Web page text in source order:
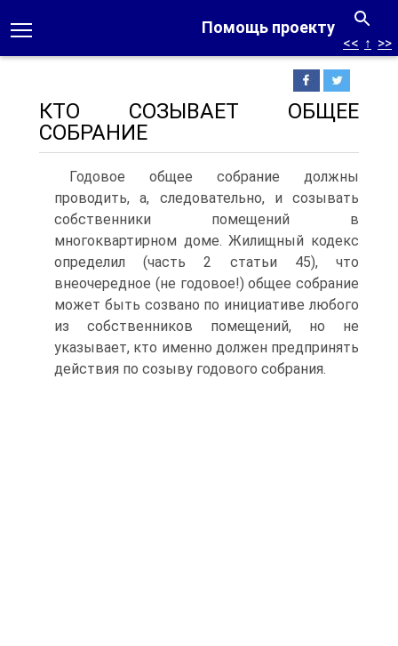
Помощь проекту
<< ↑ >>
КТО СОЗЫВАЕТ ОБЩЕЕ
СОБРАНИЕ
Годовое общее собрание должны
проводить, а, следовательно, и созывать
собственники помещений в
многоквартирном доме. Жилищный кодекс
определил (часть 2 статьи 45), что
внеочередное (не годовое!) общее собрание
может быть созвано по инициативе любого
из собственников помещений, но не
указывает, кто именно должен предпринять
действия по созыву годового собрания.